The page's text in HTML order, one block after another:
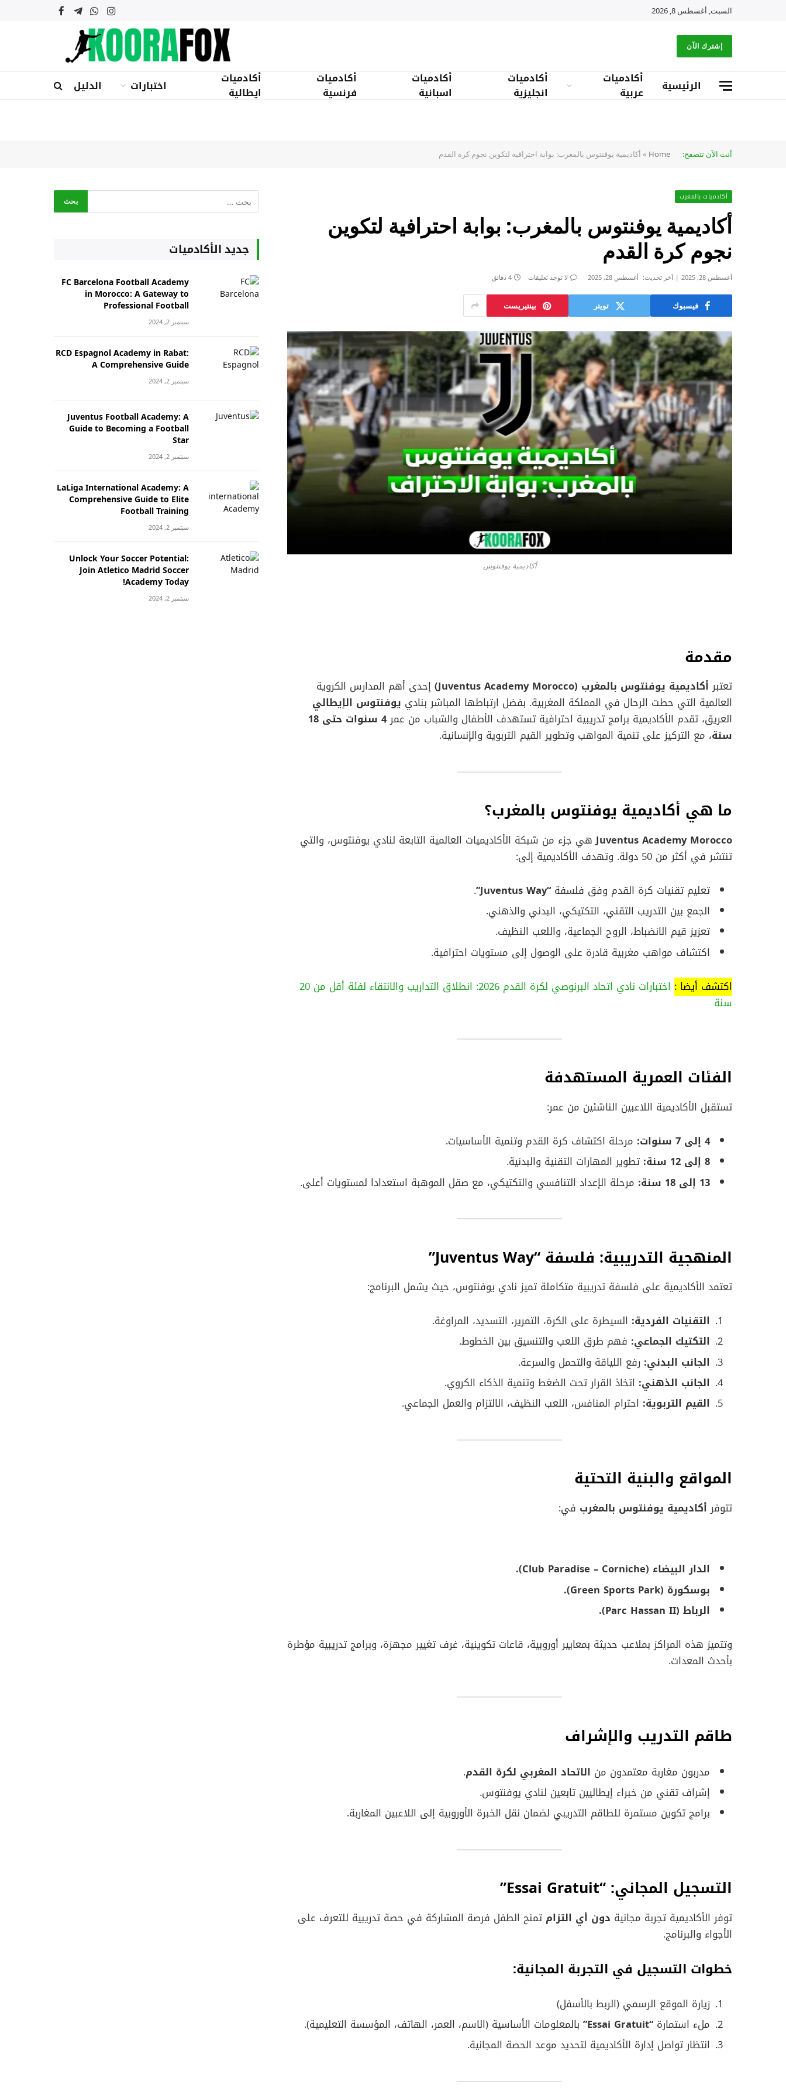
السبت, أغسطس 8, 2026 الانستغرام
واتسابتيلقرامفيسبوك
إشترك الآن
الرئيسية
أكادميات
عربية
أكادميات
انجليزية
أكادميات
اسبانية
أكادميات
فرنسية
أكادميات
ايطالية
اختبارات الدليل
أنت الآن تتصفح: Home
» أكاديمية يوفنتوس بالمغرب: بوابة احترافية لتكوين نجوم كرة القدم
أكادميات بالمغرب
أكاديمية يوفنتوس بالمغرب: بوابة احترافية لتكوين
نجوم كرة القدم
أغسطس 28, 2025 آخر تحديث: أغسطس 28, 2025 لا توجد تعليقات 4 دقائق
فيسبوك تويتر بينتيريست
أكاديمية يوفنتوس
مقدمة
تعتبرأكاديمية يوفنتوس بالمغرب (Juventus Academy Morocco)
إحدى أهم المدارس الكروية
العالمية التي حطت الرحال في المملكة المغربية. بفضل ارتباطها المباشر بنادي يوفنتوس الإيطالي
العريق، تقدم الأكاديمية برامج تدريبية احترافية تستهدف الأطفال والشباب من عمر
4 سنوات حتى 18
سنة، مع التركيز على تنمية المواهب وتطوير القيم التربوية والإنسانية.
ما هي أكاديمية يوفنتوس بالمغرب؟
Juventus Academy Moroccoهي جزء من شبكة الأكاديميات العالمية التابعة لنادي يوفنتوس، والتي
تنتشر في أكثر من 50 دولة. وتهدف الأكاديمية إلى:
تعليم تقنيات كرة القدم وفق فلسفة “Juventus Way”
.
الجمع بين التدريب التقني، التكتيكي، البدني والذهني.
تعزيز قيم الانضباط، الروح الجماعية، واللعب النظيف.
اكتشاف مواهب مغربية قادرة على الوصول إلى مستويات احترافية.
اكتشف أيضا :
اختبارات نادي اتحاد البرنوصي لكرة القدم 2026: انطلاق التداريب والانتقاء لفئة أقل من 20
سنة
الفئات العمرية المستهدفة
تستقبل الأكاديمية اللاعبين الناشئين من عمر:
4 إلى 7 سنوات:
مرحلة اكتشاف كرة القدم وتنمية الأساسيات.
8 إلى 12 سنة:
تطوير المهارات التقنية والبدنية.
13 إلى 18 سنة:
مرحلة الإعداد التنافسي والتكتيكي، مع صقل الموهبة استعدادا لمستويات أعلى.
المنهجية التدريبية: فلسفة “Juventus Way”
تعتمد الأكاديمية على فلسفة تدريبية متكاملة تميز نادي يوفنتوس، حيث يشمل البرنامج:
التقنيات الفردية: السيطرة على الكرة، التمرير، التسديد، المراوغة.
التكتيك الجماعي: فهم طرق اللعب والتنسيق بين الخطوط.
الجانب البدني: رفع اللياقة والتحمل والسرعة.
الجانب الذهني: اتخاذ القرار تحت الضغط وتنمية الذكاء الكروي.
القيم التربوية: احترام المنافس، اللعب النظيف، الالتزام والعمل الجماعي.
المواقع والبنية التحتية
تتوفر أكاديمية يوفنتوس بالمغرب في:
الدار البيضاء (Club Paradise – Corniche).
بوسكورة (Green Sports Park).
الرباط (Parc Hassan II).
وتتميز هذه المراكز بملاعب حديثة بمعايير أوروبية، قاعات تكوينية، غرف تغيير مجهزة، وبرامج تدريبية مؤطرة
بأحدث المعدات.
طاقم التدريب والإشراف
مدربون مغاربة معتمدون من الاتحاد المغربي لكرة القدم.
إشراف تقني من خبراء إيطاليين تابعين لنادي يوفنتوس.
برامج تكوين مستمرة للطاقم التدريبي لضمان نقل الخبرة الأوروبية إلى اللاعبين المغاربة.
التسجيل المجاني: “Essai Gratuit”
توفر الأكاديمية تجربة مجانية دون أي التزام تمنح الطفل فرصة المشاركة في حصة تدريبية للتعرف على
الأجواء والبرنامج.
خطوات التسجيل في التجربة المجانية:
زيارة الموقع الرسمي (الربط بالأسفل)
ملء استمارة “Essai Gratuit”
بالمعلومات الأساسية (الاسم، العمر، الهاتف، المؤسسة التعليمية).
انتظار تواصل إدارة الأكاديمية لتحديد موعد الحصة المجانية.
جديد الأكادميات
FC Barcelona Football Academy
in Morocco: A Gateway to
Professional Football
سبتمبر 2, 2024
RCD Espagnol Academy in Rabat:
A Comprehensive Guide
سبتمبر 2, 2024
Juventus Football Academy: A
Guide to Becoming a Football
Star
سبتمبر 2, 2024
LaLiga International Academy: A
Comprehensive Guide to Elite
Football Training
سبتمبر 2, 2024
Unlock Your Soccer Potential:
Join Atletico Madrid Soccer
Academy Today!
سبتمبر 2, 2024